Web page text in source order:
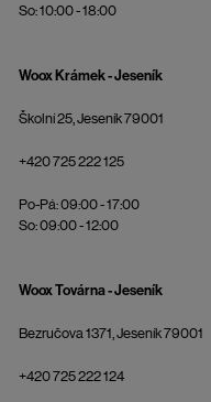
So: 10:00 - 18:00
Woox Krámek - Jeseník
Školní 25, Jeseník 79001
+420 725 222 125
Po-Pá: 09:00 - 17:00
So: 09:00 - 12:00
Woox Továrna - Jeseník
Bezručova 1371, Jeseník 79001
+420 725 222 124